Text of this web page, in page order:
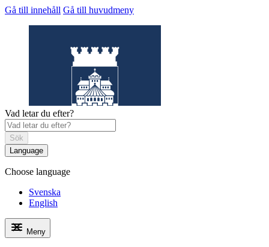
Gå till innehåll Gå till huvudmeny
Helsingborgs stadslexikon
Vad letar du efter?
Sök
Language
Choose language
Svenska
English
Meny